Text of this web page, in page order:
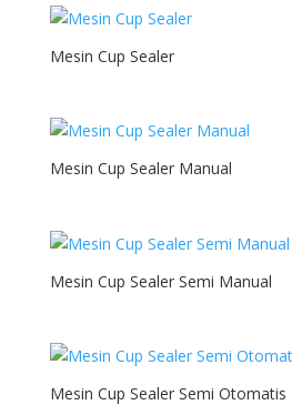
Mesin Cup Sealer
Mesin Cup Sealer Manual
Mesin Cup Sealer Semi Manual
Mesin Cup Sealer Semi Otomatis